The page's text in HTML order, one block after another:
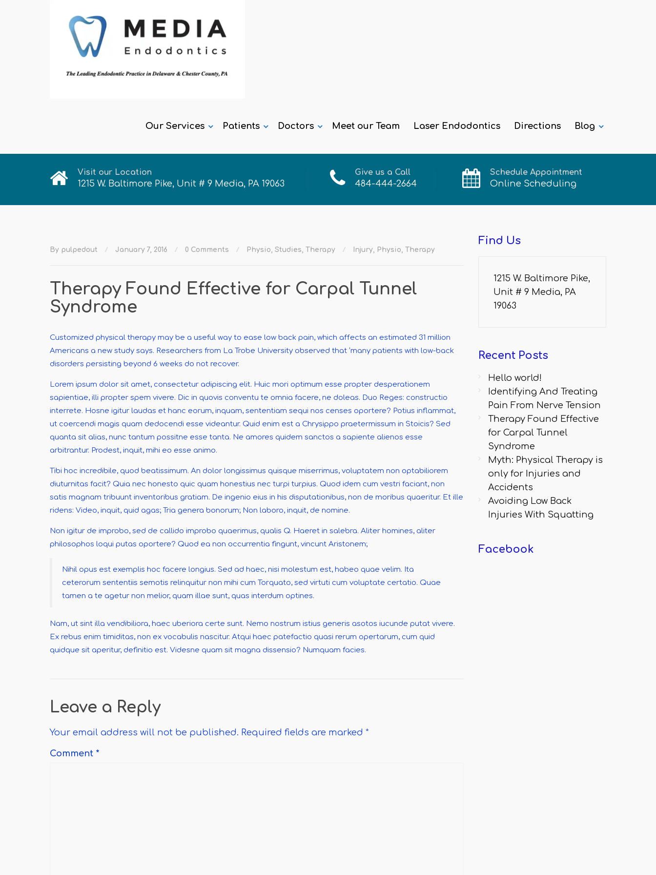
Our Services Patients Doctors Meet our Team Laser Endodontics Directions Blog
Visit our Location
1215 W. Baltimore Pike, Unit # 9 Media, PA 19063
Give us a Call
484-444-2664
Schedule Appointment
Online Scheduling
By pulpedout January 7, 2016 0 Comments Physio, Studies, Therapy Injury, Physio, Therapy
Therapy Found Effective for Carpal Tunnel
Syndrome
Customized physical therapy may be a useful way to ease low back pain, which affects an estimated 31 million
Americans a new study says. Researchers from La Trobe University observed that ‘many patients with low-back
disorders persisting beyond 6 weeks do not recover.
Lorem ipsum dolor sit amet, consectetur adipiscing elit. Huic mori optimum esse propter desperationem
sapientiae, illi propter spem vivere. Dic in quovis conventu te omnia facere, ne doleas. Duo Reges: constructio
interrete. Hosne igitur laudas et hanc eorum, inquam, sententiam sequi nos censes oportere? Potius inflammat,
ut coercendi magis quam dedocendi esse videantur. Quid enim est a Chrysippo praetermissum in Stoicis? Sed
quanta sit alias, nunc tantum possitne esse tanta. Ne amores quidem sanctos a sapiente alienos esse
arbitrantur. Prodest, inquit, mihi eo esse animo.
Tibi hoc incredibile, quod beatissimum. An dolor longissimus quisque miserrimus, voluptatem non optabiliorem
diuturnitas facit? Quia nec honesto quic quam honestius nec turpi turpius. Quod idem cum vestri faciant, non
satis magnam tribuunt inventoribus gratiam. De ingenio eius in his disputationibus, non de moribus quaeritur. Et ille
ridens: Video, inquit, quid agas; Tria genera bonorum; Non laboro, inquit, de nomine.
Non igitur de improbo, sed de callido improbo quaerimus, qualis Q. Haeret in salebra. Aliter homines, aliter
philosophos loqui putas oportere? Quod ea non occurrentia fingunt, vincunt Aristonem;
Nihil opus est exemplis hoc facere longius. Sed ad haec, nisi molestum est, habeo quae velim. Ita
ceterorum sententiis semotis relinquitur non mihi cum Torquato, sed virtuti cum voluptate certatio. Quae
tamen a te agetur non melior, quam illae sunt, quas interdum optines.
Nam, ut sint illa vendibiliora, haec uberiora certe sunt. Nemo nostrum istius generis asotos iucunde putat vivere.
Ex rebus enim timiditas, non ex vocabulis nascitur. Atqui haec patefactio quasi rerum opertarum, cum quid
quidque sit aperitur, definitio est. Videsne quam sit magna dissensio? Numquam facies.
Leave a Reply
Your email address will not be published. Required fields are marked *
Comment *
Find Us
1215 W. Baltimore Pike,
Unit # 9 Media, PA
19063
RecentPosts
Hello world!
Identifying And Treating
Pain From Nerve Tension
Therapy Found Effective
for Carpal Tunnel
Syndrome
Myth: Physical Therapy is
only for Injuries and
Accidents
Avoiding Low Back
Injuries With Squatting
Facebook